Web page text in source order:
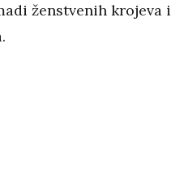
ženstvenih krojeva i